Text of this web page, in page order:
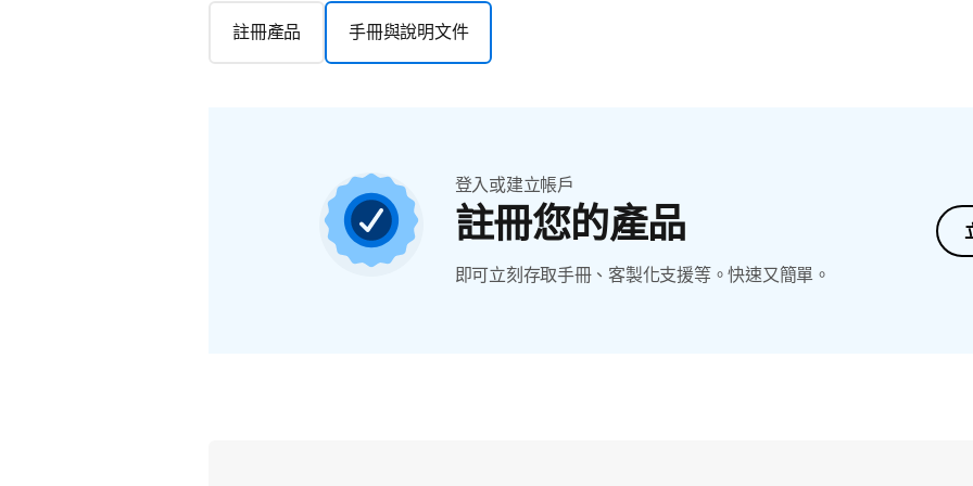
註冊產品 手冊與說明文件
登入或建立帳戶
註冊您的產品
即可立刻存取手冊、客製化支援等。快速又簡單。